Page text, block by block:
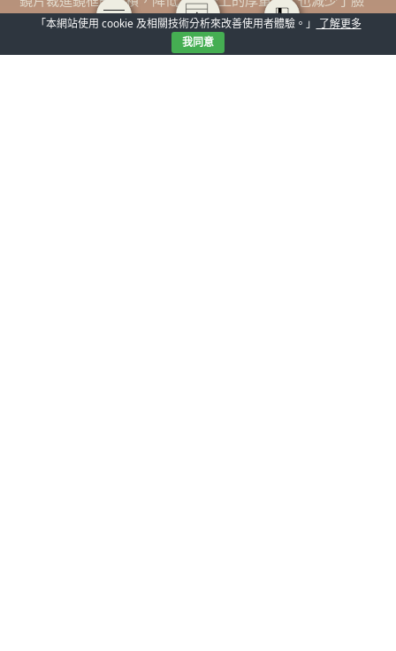
部的縮小比例。
「本網站使用 cookie 及相關技術分析來改善使用者體驗。」
了解更多
我同意